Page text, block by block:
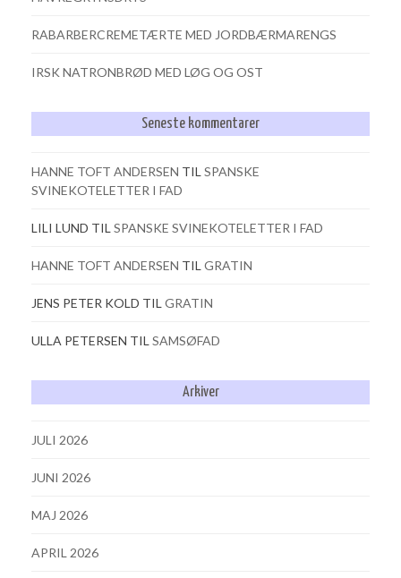
RABARBERCREMETÆRTE MED JORDBÆRMARENGS
IRSK NATRONBRØD MED LØG OG OST
Seneste kommentarer
HANNE TOFT ANDERSEN TIL SPANSKE
SVINEKOTELETTER I FAD
LILI LUND TIL SPANSKE SVINEKOTELETTER I FAD
HANNE TOFT ANDERSEN TIL GRATIN
JENS PETER KOLD TIL GRATIN
ULLA PETERSEN TIL SAMSØFAD
Arkiver
JULI 2026
JUNI 2026
MAJ 2026
APRIL 2026